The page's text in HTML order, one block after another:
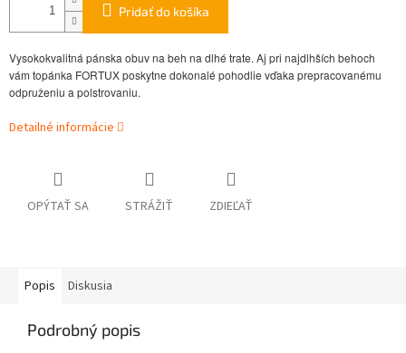
Pridať do košíka
Vysokokvalitná pánska obuv na beh na dlhé trate. Aj pri najdlhších behoch
vám topánka FORTUX poskytne dokonalé pohodlie vďaka prepracovanému
odpruženiu a polstrovaniu.
Detailné informácie
OPÝTAŤ SA STRÁŽIŤ ZDIEĽAŤ
Popis Diskusia
Podrobný popis